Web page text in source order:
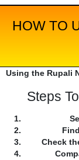
HOW TO
Using the Rupali
Steps
Check